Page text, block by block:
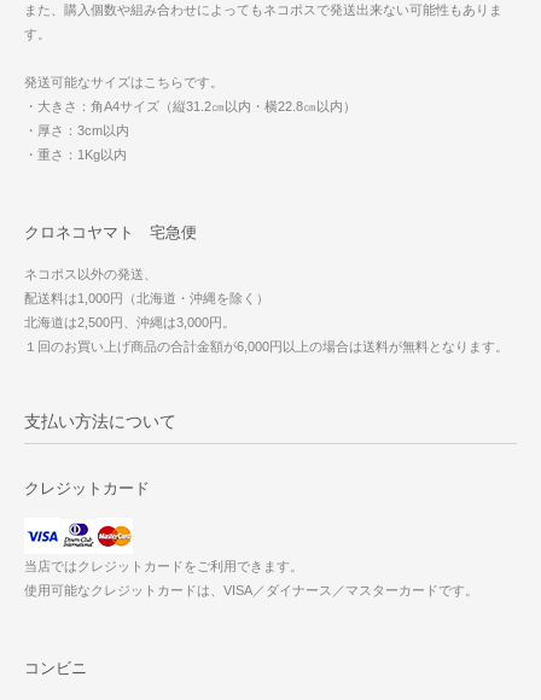
また、購入個数や組み合わせによってもネコポスで発送出来ない可能性もありま
す。
発送可能なサイズはこちらです。
・大きさ：角A4サイズ（縦31.2㎝以内・横22.8㎝以内）
・厚さ：3cm以内
・重さ：1Kg以内
クロネコヤマト 宅急便
ネコポス以外の発送、
配送料は1,000円（北海道・沖縄を除く）
北海道は2,500円、沖縄は3,000円。
１回のお買い上げ商品の合計金額が6,000円以上の場合は送料が無料となります。
支払い方法について
クレジットカード
当店ではクレジットカードをご利用できます。
使用可能なクレジットカードは、VISA／ダイナース／マスターカードです。
コンビニ